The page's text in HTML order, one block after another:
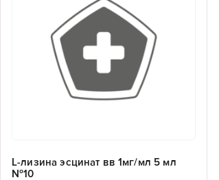
L-лизина эсцинат вв 1мг/мл 5 мл
№10